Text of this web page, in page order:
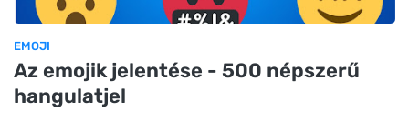
EMOJI
Az emojik jelentése - 500 népszerű
hangulatjel